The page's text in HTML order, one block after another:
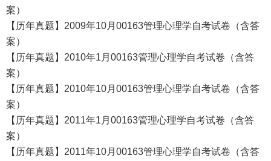
案）
【历年真题】2009年10月00163管理心理学自考试卷（含答
案）
【历年真题】2010年1月00163管理心理学自考试卷（含答
案）
【历年真题】2010年10月00163管理心理学自考试卷（含答
案）
【历年真题】2011年1月00163管理心理学自考试卷（含答
案）
【历年真题】2011年10月00163管理心理学自考试卷（含答